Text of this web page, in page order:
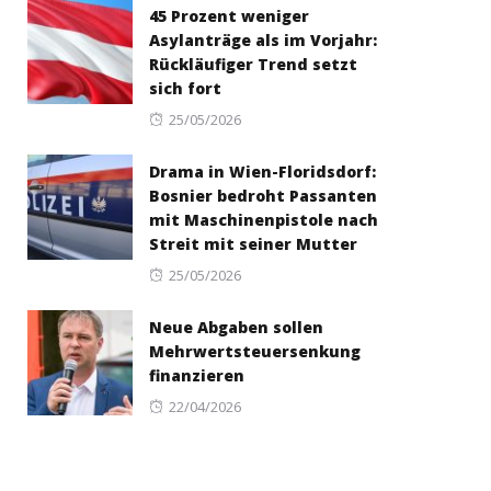
45 Prozent weniger
Asylanträge als im Vorjahr:
Rückläufiger Trend setzt
sich fort
Posted
25/05/2026
Drama in Wien-Floridsdorf:
Bosnier bedroht Passanten
mit Maschinenpistole nach
Streit mit seiner Mutter
Posted
25/05/2026
Neue Abgaben sollen
Mehrwertsteuersenkung
finanzieren
Posted
22/04/2026